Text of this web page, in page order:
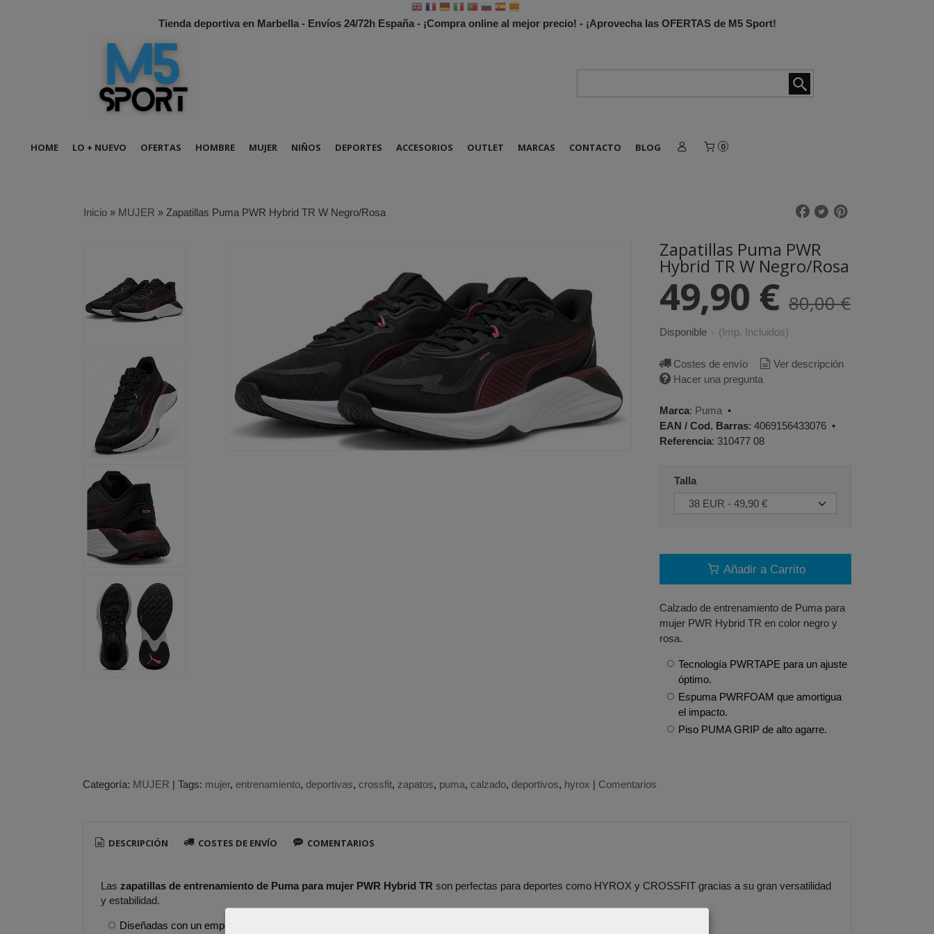
Tienda deportiva en Marbella - Envíos 24/72h España - ¡Compra online al mejor precio! - ¡Aprovecha las OFERTAS de M5 Sport!
HOME LO + NUEVO OFERTAS HOMBRE MUJER NIÑOS DEPORTES ACCESORIOS OUTLET MARCAS CONTACTO BLOG 0
Inicio» MUJER » Zapatillas Puma PWR Hybrid TR W Negro/Rosa
Zapatillas Puma PWR
Hybrid TR W Negro/Rosa
49,90 € 80,00 €
Disponible - (Imp. Incluidos)
Costes de envío
Ver descripción
Hacer una pregunta
Marca: Puma •
EAN / Cod. Barras: 4069156433076•
Referencia: 310477 08
Talla
Añadir a Carrito
Calzado de entrenamiento de Puma para
mujer PWR Hybrid TR en color negro y
rosa.
Tecnología PWRTAPE para un ajuste
óptimo.
Espuma PWRFOAM que amortigua
el impacto.
Piso PUMA GRIP de alto agarre.
Categoría: MUJER | Tags: mujer entrenamiento deportivas crossfit zapatos puma calzado deportivos hyrox | Comentarios
DESCRIPCIÓN COSTES DE ENVÍO COMENTARIOS
Laszapatillas de entrenamiento de Puma para mujer PWR Hybrid TR son perfectas para deportes como HYROX y CROSSFIT gracias a su gran versatilidad
y estabilidad.
Diseñadas con un empeine técnico muy transpirable.